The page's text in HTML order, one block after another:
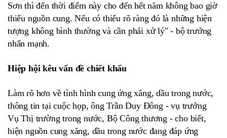
Sơn thì đến thời điểm này cho đến hết năm không bao giờ
thiếu nguồn cung. Nếu có thiếu rõ ràng đó là những hiện
tượng không bình thường và cần phải xử lý" - bộ trưởng
nhấn mạnh.
Hiệp hội kêu vấn đề chiết khấu
Làm rõ hơn về tình hình cung ứng xăng, dầu trong nước,
thông tin tại cuộc họp, ông Trần Duy Đông - vụ trưởng
Vụ Thị trường trong nước, Bộ Công thương - cho biết,
hiện nguồn cung xăng, dầu trong nước đang đáp ứng